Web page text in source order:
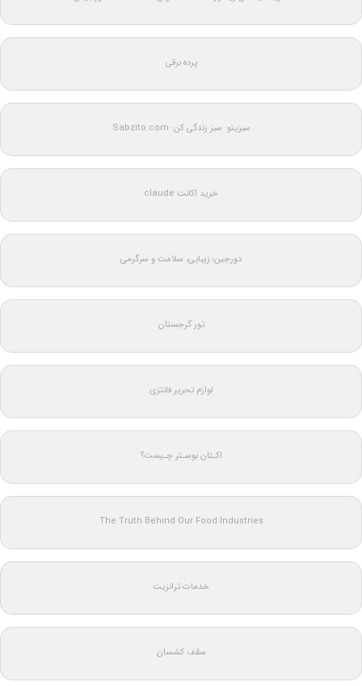
پرده برقی
سبزیتو: سبز زندگی کن: Sabzito.com
خرید اکانت claude
دورجین؛ زیبایی، سلامت و سرگرمی
تور گرجستان
لوازم تحریر فانتزی
اکـتان بوسـتر چـیست؟
The Truth Behind Our Food Industries
خدمات ترانزیت
سقف کشسان